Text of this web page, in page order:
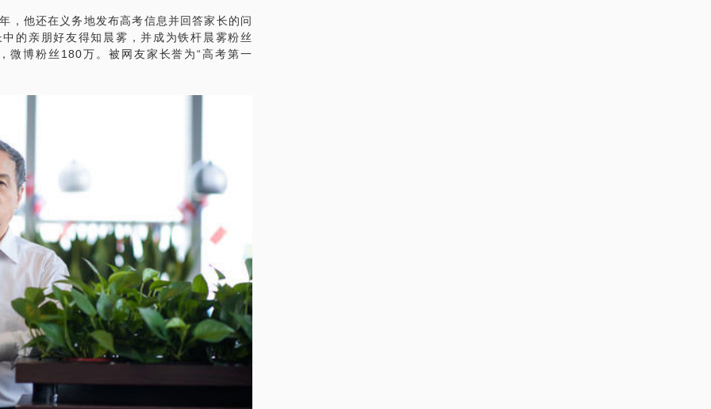
，他还在义务地发布高考信息并回答家长的问
的亲朋好友得知晨雾，并成为铁杆晨雾粉丝
微博粉丝180万。被网友家长誉为“高考第一